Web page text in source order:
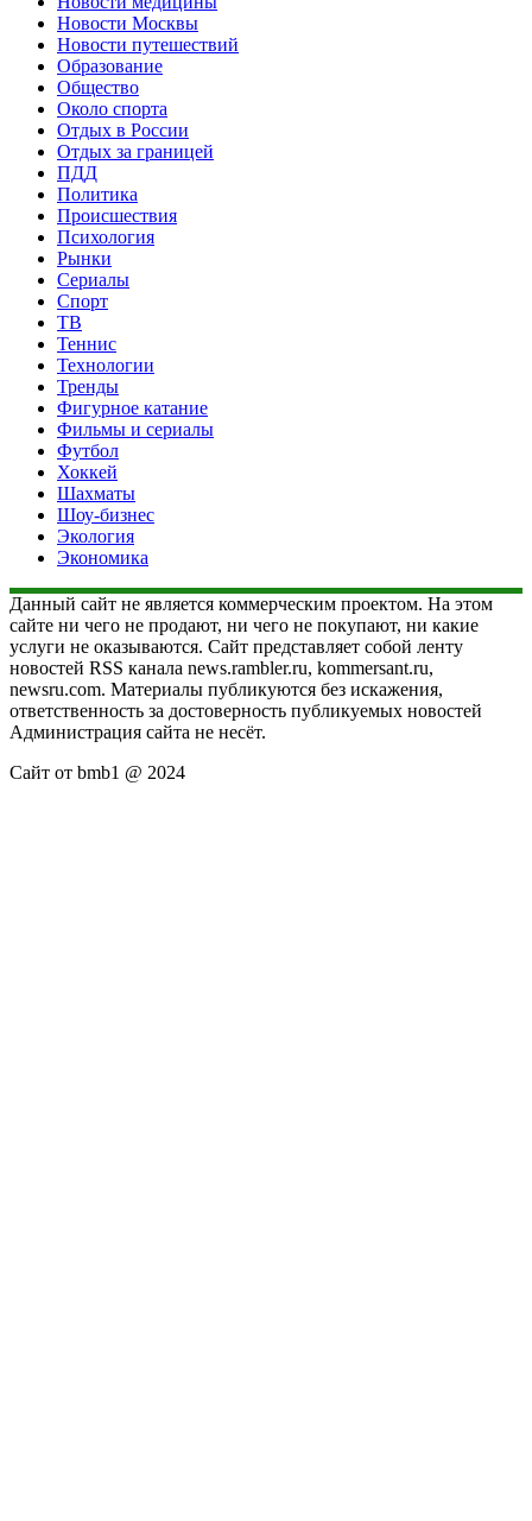
Новости Москвы
Новости путешествий
Образование
Общество
Около спорта
Отдых в России
Отдых за границей
ПДД
Политика
Происшествия
Психология
Рынки
Сериалы
Спорт
ТВ
Теннис
Технологии
Тренды
Фигурное катание
Фильмы и сериалы
Футбол
Хоккей
Шахматы
Шоу-бизнес
Экология
Экономика
Данный сайт не является коммерческим проектом. На этом
сайте ни чего не продают, ни чего не покупают, ни какие
услуги не оказываются. Сайт представляет собой ленту
новостей RSS канала news.rambler.ru, kommersant.ru,
newsru.com. Материалы публикуются без искажения,
ответственность за достоверность публикуемых новостей
Администрация сайта не несёт.
Сайт от bmb1 @ 2024